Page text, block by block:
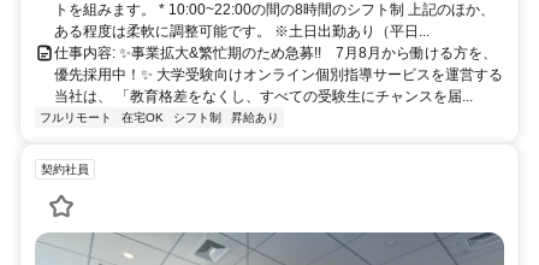
トを組みます。 * 10:00~22:00の間の8時間のシフト制 上記のほか、
ある程度は柔軟に調整可能です。 ※土日出勤あり（平日...
仕事内容: ✨️事業拡大&繁忙期のため急募!! 7月8月から働ける方を、
優先採用中！✨️ 大学受験向けオンライン個別指導サービスを運営する
当社は、 「教育格差をなくし、すべての受験生にチャンスを届...
フルリモート 在宅OK シフト制 昇給あり
契約社員